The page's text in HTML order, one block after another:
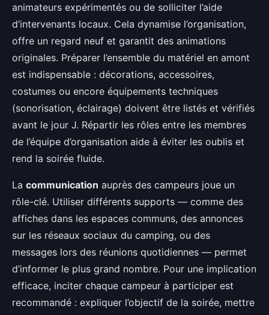
animateurs expérimentés ou de solliciter l’aide
d’intervenants locaux. Cela dynamise l’organisation,
offre un regard neuf et garantit des animations
originales. Préparer l’ensemble du matériel en amont
est indispensable : décorations, accessoires,
costumes ou encore équipements techniques
(sonorisation, éclairage) doivent être listés et vérifiés
avant le jour J. Répartir les rôles entre les membres
de l’équipe d’organisation aide à éviter les oublis et
rend la soirée fluide.
La communication auprès des campeurs joue un
rôle-clé. Utiliser différents supports — comme des
affiches dans les espaces communs, des annonces
sur les réseaux sociaux du camping, ou des
messages lors des réunions quotidiennes — permet
d’informer le plus grand nombre. Pour une implication
efficace, inciter chaque campeur à participer est
recommandé : expliquer l’objectif de la soirée, mettre